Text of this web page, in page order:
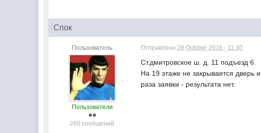
Спок
Пользователь
Пользователи
260 сообщений
Отправлено28 October 2016 - 11:30
Ст.дмитровское ш. д. 11 подъезд 6.
На 19 этаже не закрывается дверь
раза заявки - результата нет.